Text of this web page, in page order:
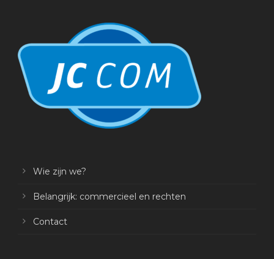
Wie zijn we?
Belangrijk: commercieel en rechten
Contact